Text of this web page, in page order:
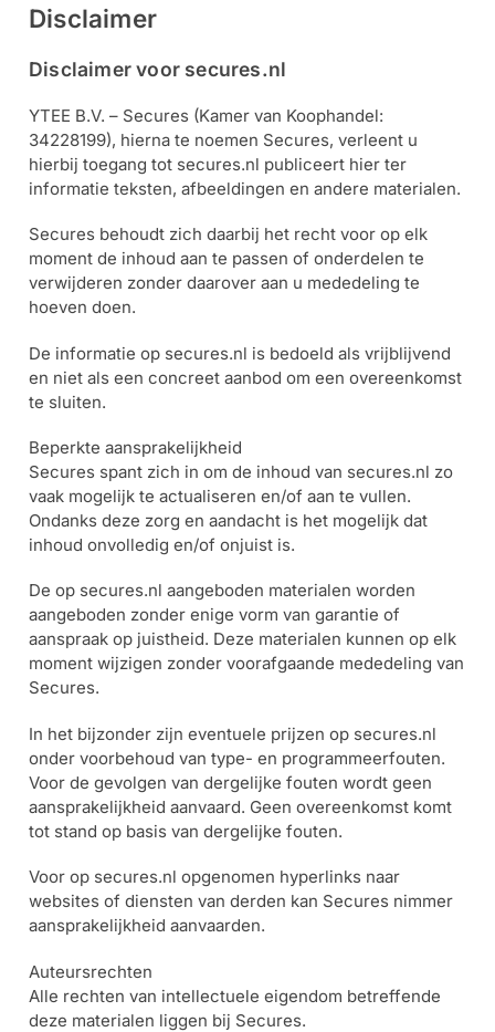
Disclaimer
Disclaimer voor secures.nl
YTEE B.V. – Secures (Kamer van Koophandel:
34228199), hierna te noemen Secures, verleent u
hierbij toegang tot secures.nl publiceert hier ter
informatie teksten, afbeeldingen en andere materialen.
Secures behoudt zich daarbij het recht voor op elk
moment de inhoud aan te passen of onderdelen te
verwijderen zonder daarover aan u mededeling te
hoeven doen.
De informatie op secures.nl is bedoeld als vrijblijvend
en niet als een concreet aanbod om een overeenkomst
te sluiten.
Beperkte aansprakelijkheid
Secures spant zich in om de inhoud van secures.nl zo
vaak mogelijk te actualiseren en/of aan te vullen.
Ondanks deze zorg en aandacht is het mogelijk dat
inhoud onvolledig en/of onjuist is.
De op secures.nl aangeboden materialen worden
aangeboden zonder enige vorm van garantie of
aanspraak op juistheid. Deze materialen kunnen op elk
moment wijzigen zonder voorafgaande mededeling van
Secures.
In het bijzonder zijn eventuele prijzen op secures.nl
onder voorbehoud van type- en programmeerfouten.
Voor de gevolgen van dergelijke fouten wordt geen
aansprakelijkheid aanvaard. Geen overeenkomst komt
tot stand op basis van dergelijke fouten.
Voor op secures.nl opgenomen hyperlinks naar
websites of diensten van derden kan Secures nimmer
aansprakelijkheid aanvaarden.
Auteursrechten
Alle rechten van intellectuele eigendom betreffende
deze materialen liggen bij Secures.